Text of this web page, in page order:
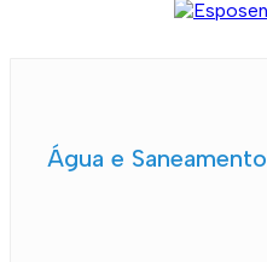
Água e Saneamento